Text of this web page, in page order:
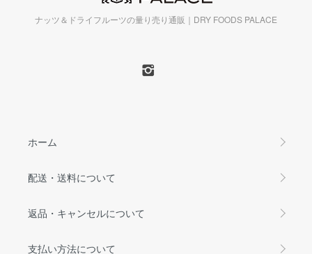
ナッツ＆ドライフルーツの量り売り通販｜DRY FOODS PALACE
ホーム
配送・送料について
返品・キャンセルについて
支払い方法について